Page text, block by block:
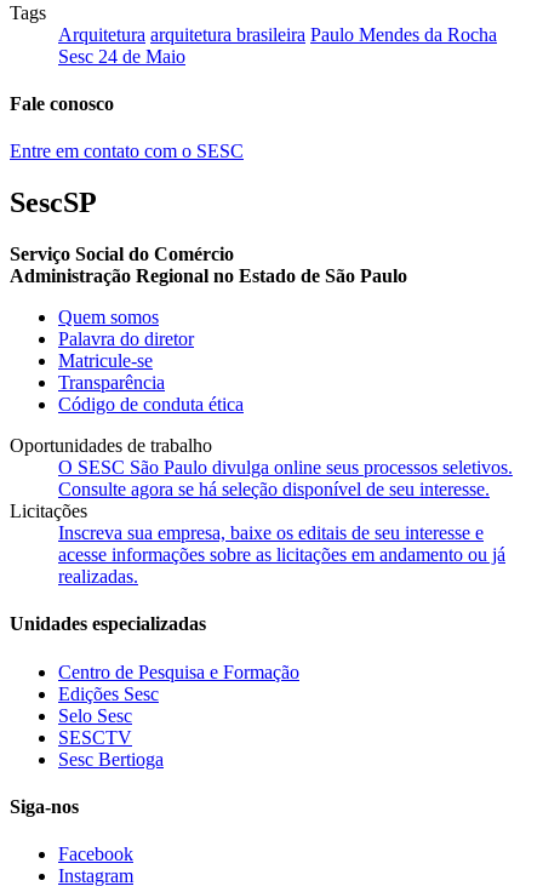
Tags
Arquitetura arquitetura brasileira Paulo Mendes da Rocha
Sesc 24 de Maio
Fale conosco
Entre em contato com o SESC
SescSP
Serviço Social do Comércio
Administração Regional no Estado de São Paulo
Quem somos
Palavra do diretor
Matricule-se
Transparência
Código de conduta ética
Oportunidades de trabalho
O SESC São Paulo divulga online seus processos seletivos.
Consulte agora se há seleção disponível de seu interesse.
Licitações
Inscreva sua empresa, baixe os editais de seu interesse e
acesse informações sobre as licitações em andamento ou já
realizadas.
Unidades especializadas
Centro de Pesquisa e Formação
Edições Sesc
Selo Sesc
SESCTV
Sesc Bertioga
Siga-nos
Facebook
Instagram